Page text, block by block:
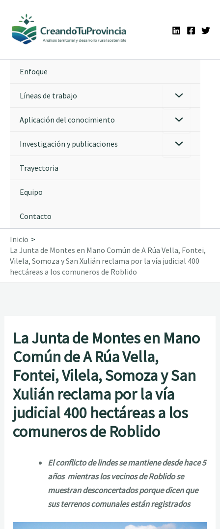
contenido
Enfoque
Líneas de trabajo
Aplicación del conocimiento
Investigación y publicaciones
Trayectoria
Equipo
Contacto
Inicio
La Junta de Montes en Mano Común de A Rúa Vella, Fontei,
Vilela, Somoza y San Xulián reclama por la vía judicial 400
hectáreas a los comuneros de Roblido
La Junta de Montes en Mano
Común de A Rúa Vella,
Fontei, Vilela, Somoza y San
Xulián reclama por la vía
judicial 400 hectáreas a los
comuneros de Roblido
El conflicto de lindes se mantiene desde hace 5
años mientras los vecinos de Roblido se
muestran desconcertados porque dicen que
sus terrenos comunales están registrados